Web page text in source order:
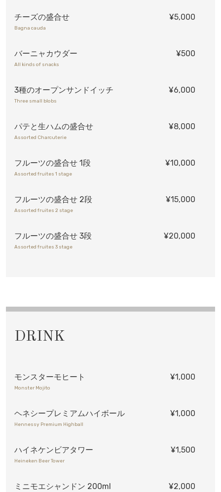
チーズの盛合せ ¥5,000
Bagna cauda
バーニャカウダー ¥500
All kinds of snacks
3種のオープンサンドイッチ ¥6,000
Three small blobs
パテと生ハムの盛合せ ¥8,000
Assorted Charcuterie
フルーツの盛合せ 1段 ¥10,000
Assorted fruites 1 stage
フルーツの盛合せ 2段 ¥15,000
Assorted fruites 2 stage
フルーツの盛合せ 3段 ¥20,000
Assorted fruites 3 stage
DRINK
モンスターモヒート ¥1,000
Monster Mojito
ヘネシープレミアムハイボール ¥1,000
Hennessy Premium Highball
ハイネケンビアタワー ¥1,500
Heineken Beer Tower
ミニモエシャンドン 200ml ¥2,000